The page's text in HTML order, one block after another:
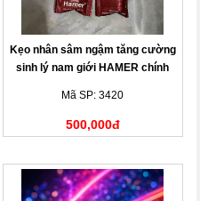
Kẹo nhân sâm ngậm tăng cường
sinh lý nam giới HAMER chính
Mã SP: 3420
500,000đ